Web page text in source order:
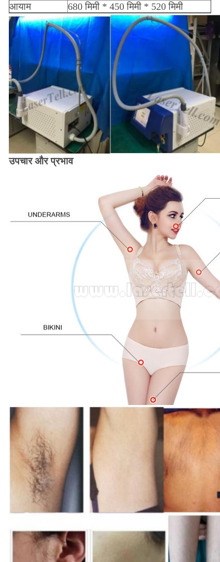
आयाम
680 मिमी * 450 मिमी * 520 मिमी
उपचार और प्रभाव